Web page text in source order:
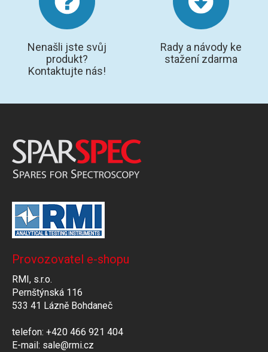
Nenašli jste svůj
produkt?
Kontaktujte nás!
Rady a návody ke
stažení zdarma
Provozovatel e-shopu
RMI, s.r.o.
Pernštýnská 116
533 41 Lázně Bohdaneč
telefon: +420 466 921 404
E-mail: sale@rmi.cz